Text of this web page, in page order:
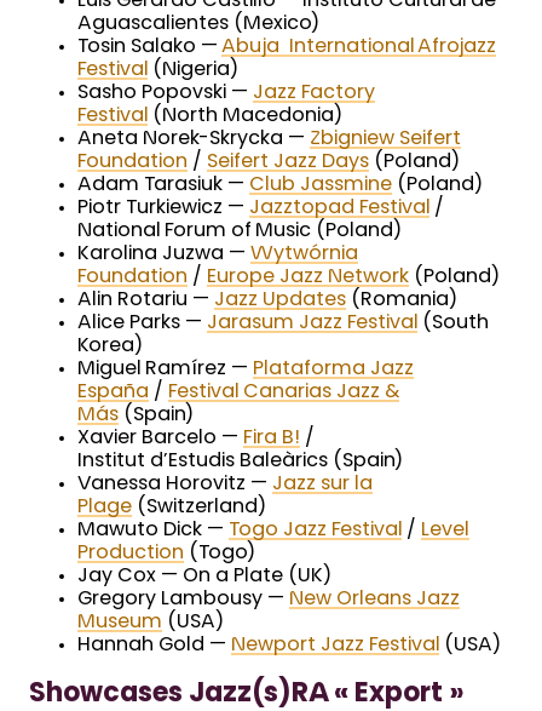
Aguascalientes (Mexico)
Tosin Salako — Abuja International Afrojazz
Festival
(Nigeria)
Sasho Popovski — Jazz Factory
Festival
(North Macedonia)
Aneta Norek-Skrycka — Zbigniew Seifert
Foundation / Seifert Jazz Days (Poland)
Adam Tarasiuk — Club Jassmine (Poland)
Piotr Turkiewicz — Jazztopad Festival /
National Forum of Music (Poland)
Karolina Juzwa — Wytwórnia
Foundation / Europe Jazz Network (Poland)
Alin Rotariu — Jazz Updates (Romania)
Alice Parks — Jarasum Jazz Festival
(South
Korea)
Miguel Ramírez — Plataforma Jazz
España / Festival Canarias Jazz &
Más (Spain)
Xavier Barcelo — Fira B! /
Institut d’Estudis Baleàrics (Spain)
Vanessa Horovitz — Jazz sur la
Plage (Switzerland)
Mawuto Dick — Togo Jazz Festival / Level
Production (Togo)
Jay Cox — On a Plate (UK)
Gregory Lambousy — New Orleans Jazz
Museum (USA)
Hannah Gold — Newport Jazz Festival (USA)
Showcases Jazz(s)RA « Export »